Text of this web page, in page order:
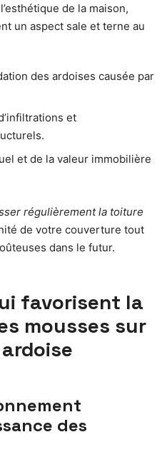
de la maison,
un aspect sale et terne au
des ardoises causée par
et
et de la valeur immobilière
régulièrement la toiture
de votre couverture tout
dans le futur.
favorisent la
mousses sur
des